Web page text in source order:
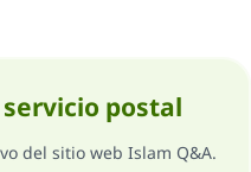
postal
del sitio web Islam Q&A.